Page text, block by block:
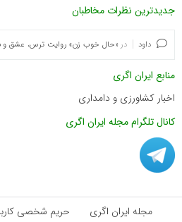
جدیدترین نظرات مخاطبان
داود در «حال خوب زن» روایت ترس، عشق و
منابع ایران اگری
اخبار کشاورزی و دامداری
کانال تلگرام مجله ایران اگری
مجله ایران اگری حریم شخصی